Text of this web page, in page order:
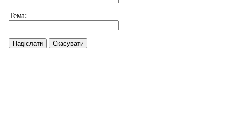
Тема:
Надіслати Скасувати